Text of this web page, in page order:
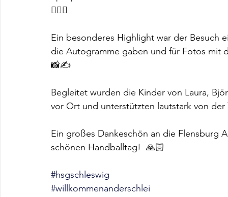
🤾🏼‍♀️
Ein besonderes Highlight war der Besuch
die Autogramme gaben und für Fotos mit
📸✍️
Begleitet wurden die Kinder von Laura,
vor Ort und unterstützten lautstark von
Ein großes Dankeschön an die Flensburg
schönen Handballtag!  🙏🏻
#hsgschleswig
#willkommenanderschlei